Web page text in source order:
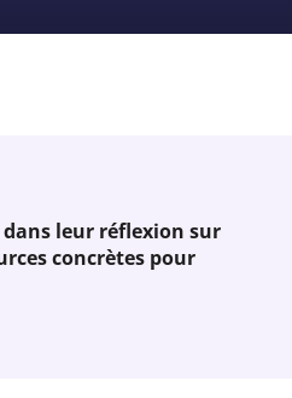
leur réflexion sur
concrètes pour